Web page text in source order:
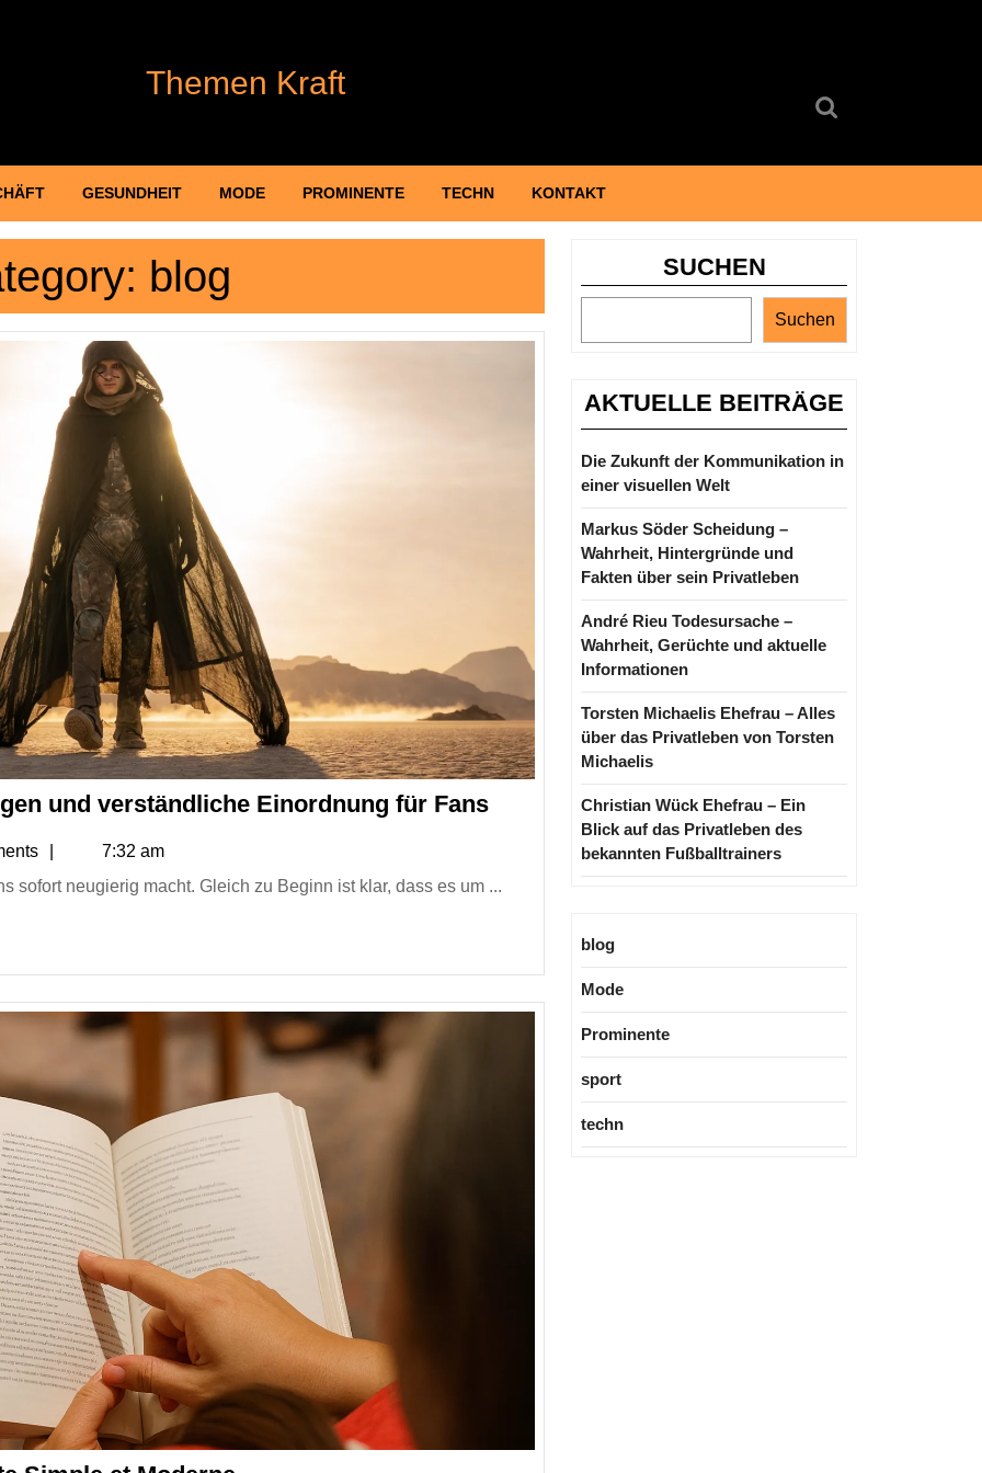
Themen Kraft
GESUNDHEIT MODE PROMINENTE TECHN KONTAKT
blog
und verständliche Einordnung für FansDune
–
Erwartungen
und
verständliche
Einordnung
7:32 am
sofort neugierig macht. Gleich zu Beginn ist klar, dass es um ...
SUCHEN
Suchen
AKTUELLE BEITRÄGE
Die Zukunft der Kommunikation in
einer visuellen Welt
Markus Söder Scheidung –
Wahrheit, Hintergründe und
Fakten über sein Privatleben
André Rieu Todesursache –
Wahrheit, Gerüchte und aktuelle
Informationen
Torsten Michaelis Ehefrau – Alles
über das Privatleben von Torsten
Michaelis
Christian Wück Ehefrau – Ein
Blick auf das Privatleben des
bekannten Fußballtrainers
blog
Mode
Prominente
sport
techn